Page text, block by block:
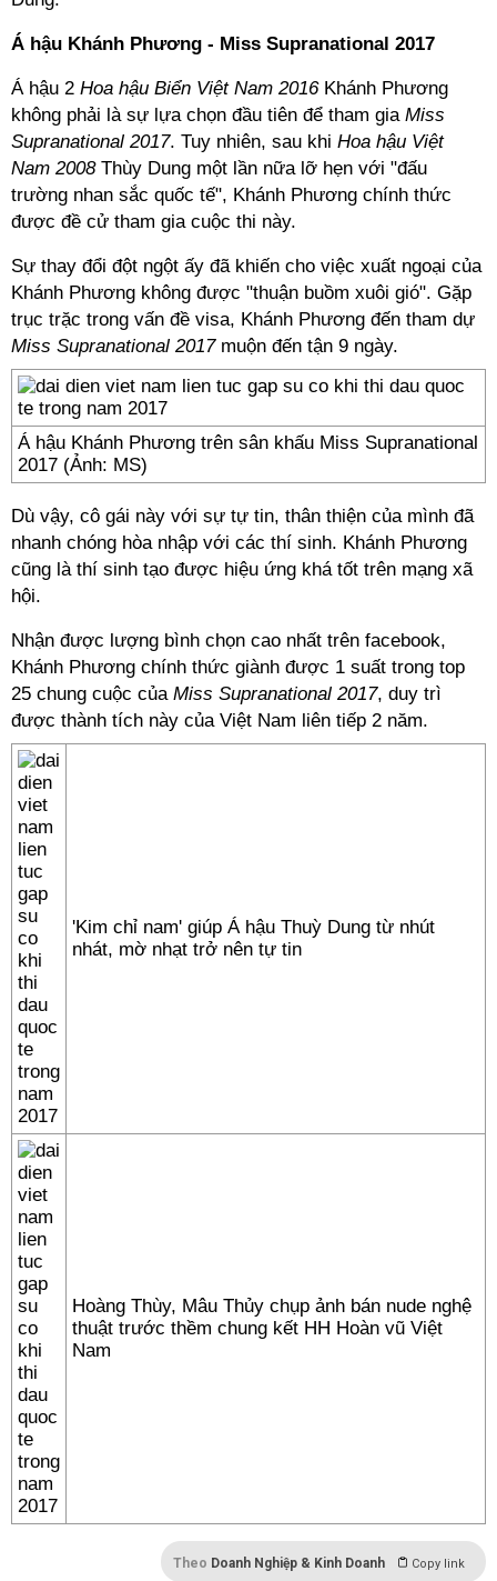
Á hậu Khánh Phương - Miss Supranational 2017
Á hậu 2 Hoa hậu Biển Việt Nam 2016 Khánh Phương
không phải là sự lựa chọn đầu tiên để tham giaMiss
Supranational 2017. Tuy nhiên, sau khi Hoa hậu Việt
Nam 2008 Thùy Dung một lần nữa lỡ hẹn với "đấu
trường nhan sắc quốc tế", Khánh Phương chính thức
được đề cử tham gia cuộc thi này.
Sự thay đổi đột ngột ấy đã khiến cho việc xuất ngoại của
Khánh Phương không được "thuận buồm xuôi gió". Gặp
trục trặc trong vấn đề visa, Khánh Phương đến tham dự
Miss Supranational 2017 muộn đến tận 9 ngày.
Á hậu Khánh Phương trên sân khấu Miss Supranational
2017 (Ảnh: MS)
Dù vậy, cô gái này với sự tự tin, thân thiện của mình đã
nhanh chóng hòa nhập với các thí sinh. Khánh Phương
cũng là thí sinh tạo được hiệu ứng khá tốt trên mạng xã
hội.
Nhận được lượng bình chọn cao nhất trên facebook,
Khánh Phương chính thức giành được 1 suất trong top
25 chung cuộc củaMiss Supranational 2017, duy trì
được thành tích này của Việt Nam liên tiếp 2 năm.
'Kim chỉ nam' giúp Á hậu Thuỳ Dung từ nhút
nhát, mờ nhạt trở nên tự tin
Hoàng Thùy, Mâu Thủy chụp ảnh bán nude nghệ
thuật trước thềm chung kết HH Hoàn vũ Việt
Nam
Theo Doanh Nghiệp & Kinh Doanh Copy link